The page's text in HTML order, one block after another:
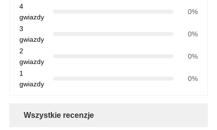
4
gwiazdy
0%
3
gwiazdy
0%
2
gwiazdy
0%
1
gwiazdy
0%
Wszystkie recenzje